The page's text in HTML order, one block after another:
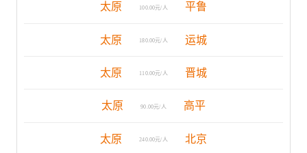
太原 100.00元/人 平鲁
太原 180.00元/人 运城
太原 110.00元/人 晋城
太原 90.00元/人 高平
太原 240.00元/人 北京